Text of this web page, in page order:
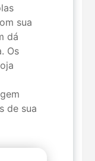
sua
dá
Os
de sua